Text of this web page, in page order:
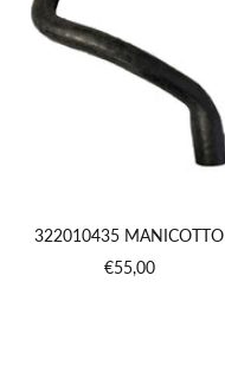
322010435 MANICOTTO
Prezzo
€55,00